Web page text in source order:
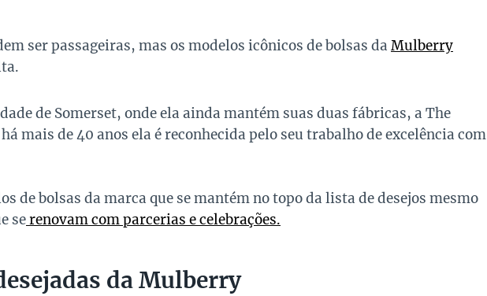
ser passageiras, mas os modelos icônicos de bolsas da Mulberry
de Somerset, onde ela ainda mantém suas duas fábricas, a The
mais de 40 anos ela é reconhecida pelo seu trabalho de excelência com
de bolsas da marca que se mantém no topo da lista de desejos mesmo
serenovam com parcerias e celebrações.
da Mulberry